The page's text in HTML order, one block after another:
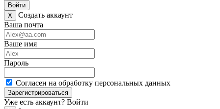
Войти
X
Создать аккаунт
Ваша почта
Ваше имя
Пароль
Согласен на обработку персональных данных
Зарегистрироваться
Уже есть аккаунт? Войти